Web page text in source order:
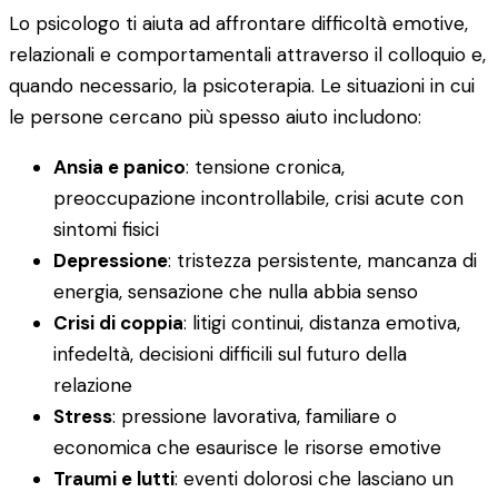
Lo psicologo ti aiuta ad affrontare difficoltà emotive,
relazionali e comportamentali attraverso il colloquio e,
quando necessario, la psicoterapia. Le situazioni in cui
le persone cercano più spesso aiuto includono:
Ansia e panico: tensione cronica,
preoccupazione incontrollabile, crisi acute con
sintomi fisici
Depressione: tristezza persistente, mancanza di
energia, sensazione che nulla abbia senso
Crisi di coppia: litigi continui, distanza emotiva,
infedeltà, decisioni difficili sul futuro della
relazione
Stress: pressione lavorativa, familiare o
economica che esaurisce le risorse emotive
Traumi e lutti: eventi dolorosi che lasciano un